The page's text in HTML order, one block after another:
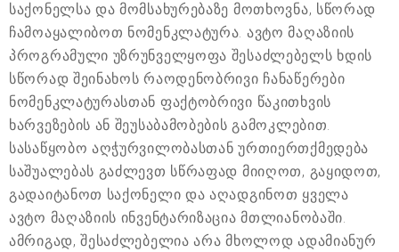
საქონელსა და მომსახურებაზე მოთხოვნა, სწორად
ჩამოაყალიბოთ ნომენკლატურა. ავტო მაღაზიის
პროგრამული უზრუნველყოფა შესაძლებელს ხდის
სწორად შეინახოს რაოდენობრივი ჩანაწერები
ნომენკლატურასთან ფაქტობრივი წაკითხვის
ხარვეზების ან შეუსაბამობების გამოკლებით.
სასაწყობო აღჭურვილობასთან ურთიერთქმედება
საშუალებას გაძლევთ სწრაფად მიიღოთ, გაყიდოთ,
გადაიტანოთ საქონელი და აღადგინოთ ყველა
ავტო მაღაზიის ინვენტარიზაცია მთლიანობაში.
ამრიგად, შესაძლებელია არა მხოლოდ ადამიანურ